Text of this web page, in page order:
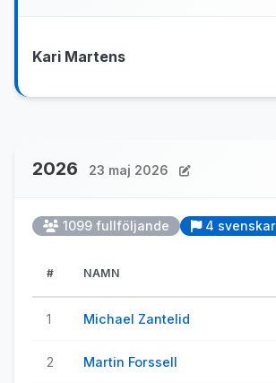
Kari Martens
2026 23 maj 2026
1099 fullföljande 4 svenskar
# NAMN
1 Michael Zantelid
2 Martin Forssell